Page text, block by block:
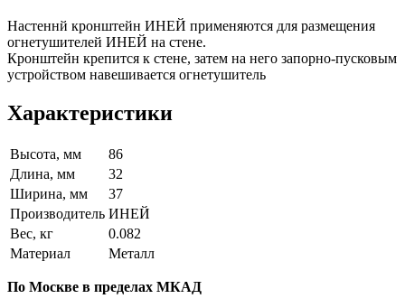
Настеннй кронштейн ИНЕЙ применяются для размещения
огнетушителей ИНЕЙ на стене.
Кронштейн крепится к стене, затем на него запорно-пусковым
устройством навешивается огнетушитель
Характеристики
Высота, мм
86
Длина, мм
32
Ширина, мм
37
Производитель ИНЕЙ
Вес, кг
0.082
Материал
Металл
По Москве в пределах МКАД